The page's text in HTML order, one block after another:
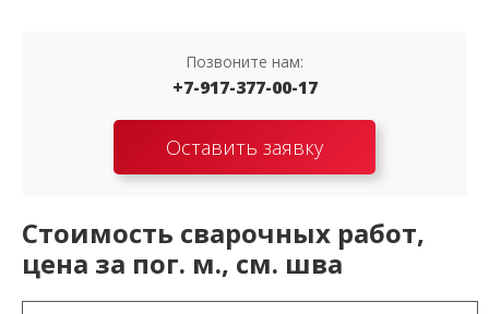
Позвоните нам:
+7-917-377-00-17
Оставить заявку
Стоимость сварочных работ,
цена за пог. м., см. шва